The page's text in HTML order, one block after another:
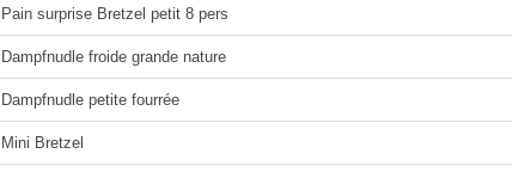
Pain surprise Bretzel petit 8 pers
Dampfnudle froide grande nature
Dampfnudle petite fourrée
Mini Bretzel